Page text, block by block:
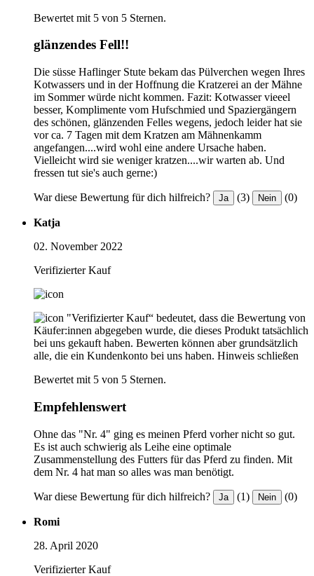
Bewertet mit 5 von 5 Sternen.
glänzendes Fell!!
Die süsse Haflinger Stute bekam das Pülverchen wegen Ihres
Kotwassers und in der Hoffnung die Kratzerei an der Mähne
im Sommer würde nicht kommen. Fazit: Kotwasser vieeel
besser, Komplimente vom Hufschmied und Spaziergängern
des schönen, glänzenden Felles wegens, jedoch leider hat sie
vor ca. 7 Tagen mit dem Kratzen am Mähnenkamm
angefangen....wird wohl eine andere Ursache haben.
Vielleicht wird sie weniger kratzen....wir warten ab. Und
fressen tut sie's auch gerne:)
War diese Bewertung für dich hilfreich? Ja (3) Nein (0)
Katja
02. November 2022
Verifizierter Kauf
"Verifizierter Kauf“ bedeutet, dass die Bewertung von
Käufer:innen abgegeben wurde, die dieses Produkt tatsächlich
bei uns gekauft haben. Bewerten können aber grundsätzlich
alle, die ein Kundenkonto bei uns haben. Hinweis schließen
Bewertet mit 5 von 5 Sternen.
Empfehlenswert
Ohne das "Nr. 4" ging es meinen Pferd vorher nicht so gut.
Es ist auch schwierig als Leihe eine optimale
Zusammenstellung des Futters für das Pferd zu finden. Mit
dem Nr. 4 hat man so alles was man benötigt.
War diese Bewertung für dich hilfreich? Ja (1) Nein (0)
Romi
28. April 2020
Verifizierter Kauf